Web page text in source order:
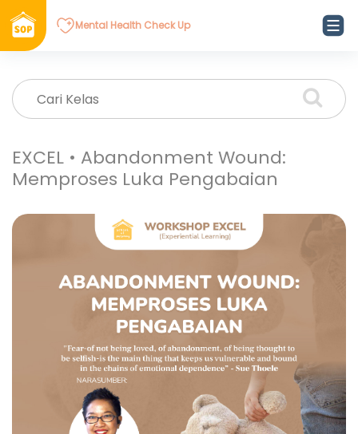
Mental Health Check Up
EXCEL • Abandonment Wound:
Memproses Luka Pengabaian